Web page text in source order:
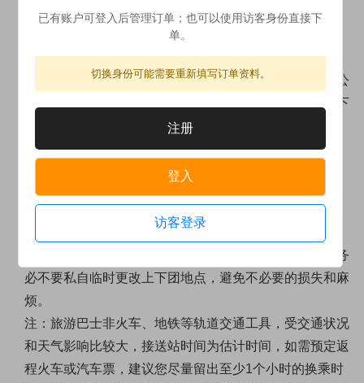
下团地点：
（实际送站时间及地点请咨询带团导游）
不排除因为路况、天气等不可抗拒因素导致的延误，我公
，因此不建议客人购买当晚离开下
温馨提示
车辆实际接站线路根据顾客接送站地点数据情况综合调
度。报名成功后出团确认信显示的上下团地点为准，请务
必不要私自临时更改上下团地点，避免不必要的损失和麻
烦。
注： 旅游巴士非火车、地铁等轨道交通工具，受交通状况
和天气影响比较大，接送站时间为估计时间，如需预定返
程火车或汽车票，建议您尽量留出至少1个小时的换乘时
已有账户可登入后管理订单；也可以使用访客身份直接下
单。
切换身份可能需要重新填写订单资料。
注册
登入
访客登录